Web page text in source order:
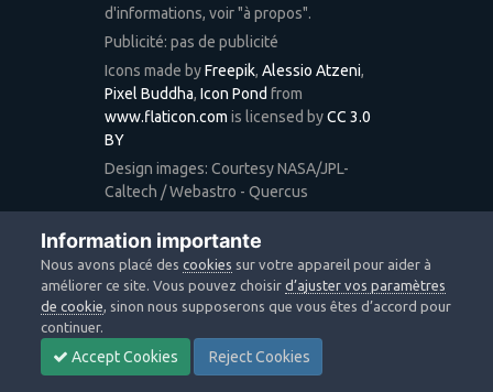
d'informations, voir "à propos".
Publicité: pas de publicité
Icons made byFreepik, Alessio Atzeni,
Pixel Buddha, Icon Pond from
www.flaticon.com is licensed byCC 3.0
BY
Design images: Courtesy NASA/JPL-
Caltech / Webastro - Quercus
navigabilité du site, vous pouvez
consulter la page suivante:Infos
Navigateurs .
Si vous lisez ceci, c'est que vous
explorez le site vraiment à fond.
Personne ne scrolle jamais jusqu'en bas.
Information importante
Nous avons placé descookies sur votre appareil pour aider à
améliorer ce site. Vous pouvez choisird’ajuster vos paramètres
de cookie, sinon nous supposerons que vous êtes d’accord pour
continuer.
Accept Cookies Reject Cookies